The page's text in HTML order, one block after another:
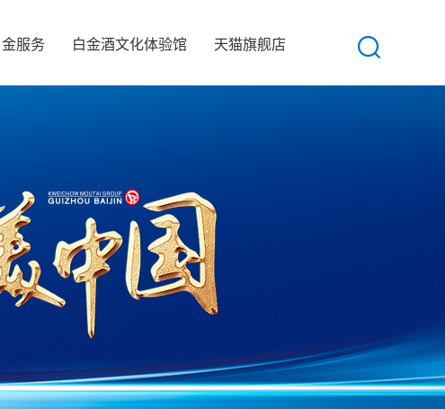
金服务 白金酒文化体验馆 天猫旗舰店